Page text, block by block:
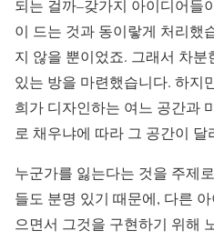
되는 걸까–갖가지 아이디어들
이 드는 것과 동이랗게 처리했
지 않을 뿐이었죠. 그래서 차
있는 방을 마련했습니다. 하지
희가 디자인하는 여느 공간과
로 채우냐에 따라 그 공간이 달
누군가를 잃는다는 것을 주제
들도 분명 있기 때문에, 다른
으면서 그것을 구현하기 위해